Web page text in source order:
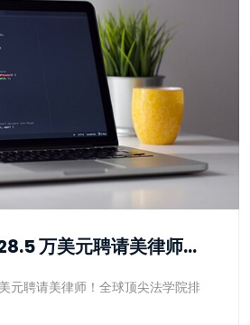
柬副总理豪掷 28.5 万美元聘请美律师！全球顶尖法学院排名
元聘请美律师！全球顶尖法学院排